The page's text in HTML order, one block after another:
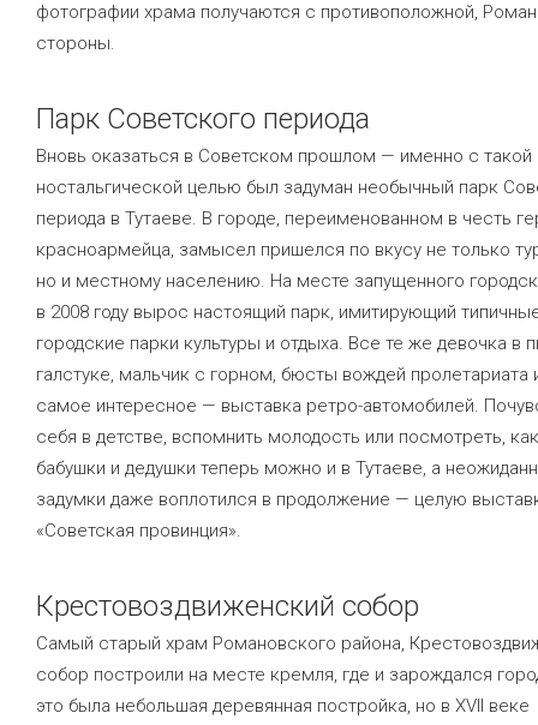
фотографии храма получаются с противоположной,
стороны.
Парк Советского периода
Вновь оказаться в Советском прошлом — именно с такой
ностальгической целью был задуман необычный парк
периода в Тутаеве. В городе, переименованном в честь
красноармейца, замысел пришелся по вкусу не только
но и местному населению. На месте запущенного
в 2008 году вырос настоящий парк, имитирующий
городские парки культуры и отдыха. Все те же девочка в
галстуке, мальчик с горном, бюсты вождей пролетариата
самое интересное — выставка ретро-автомобилей.
себя в детстве, вспомнить молодость или посмотреть,
бабушки и дедушки теперь можно и в Тутаеве, а
задумки даже воплотился в продолжение — целую
«Советская провинция».
Крестовоздвиженский собор
Самый старый храм Романовского района,
собор построили на месте кремля, где и зарождался
это была небольшая деревянная постройка, но в XVII веке